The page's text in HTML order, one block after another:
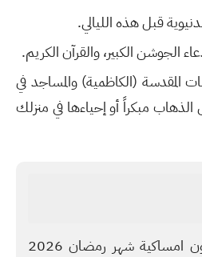
قبل هذه الليالي.
الجوشن الكبير، والقرآن الكريم.
المقدسة (الكاظمية) والمساجد في
مبكراً أو إحياءها في منزلك
امساكية شهر رمضان 2026